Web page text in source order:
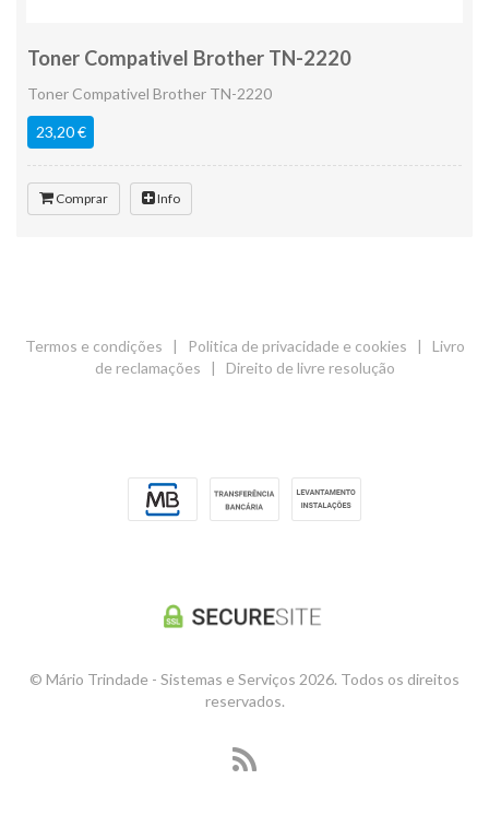
Toner Compativel Brother TN-2220
Toner Compativel Brother TN-2220
23,20 €
Comprar Info
Termos e condições | Politica de privacidade e cookies | Livro
de reclamações | Direito de livre resolução
© Mário Trindade - Sistemas e Serviços 2026. Todos os direitos
reservados.